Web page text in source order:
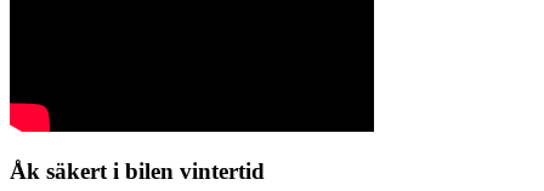
Åk säkert i bilen vintertid